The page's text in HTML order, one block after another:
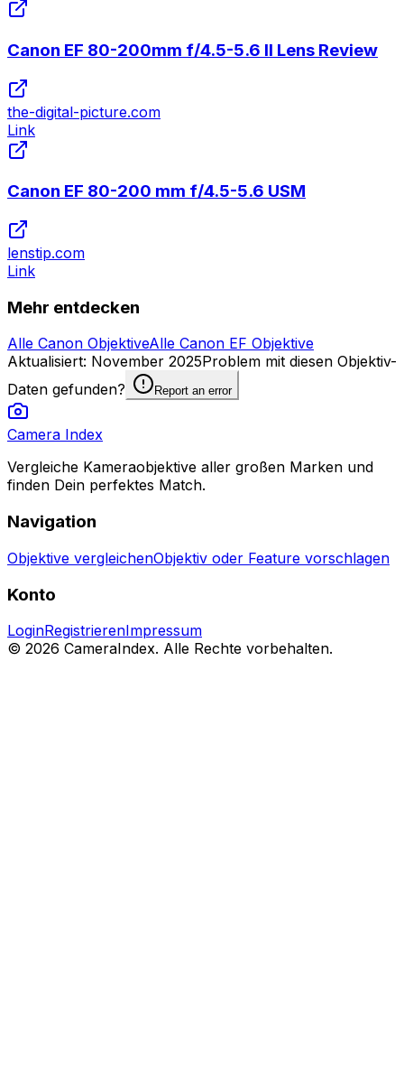
Canon EF 80-200mm f/4.5-5.6 II Lens Review
the-digital-picture.com
Link
Canon EF 80-200 mm f/4.5-5.6 USM
lenstip.com
Link
Mehr entdecken
Alle Canon ObjektiveAlle Canon EF Objektive
Aktualisiert: November 2025Problem mit diesen Objektiv-
Daten gefunden?
Report an error
Camera Index
Vergleiche Kameraobjektive aller großen Marken und
finden Dein perfektes Match.
Navigation
Objektive vergleichenObjektiv oder Feature vorschlagen
Konto
LoginRegistrierenImpressum
© 2026 CameraIndex. Alle Rechte vorbehalten.